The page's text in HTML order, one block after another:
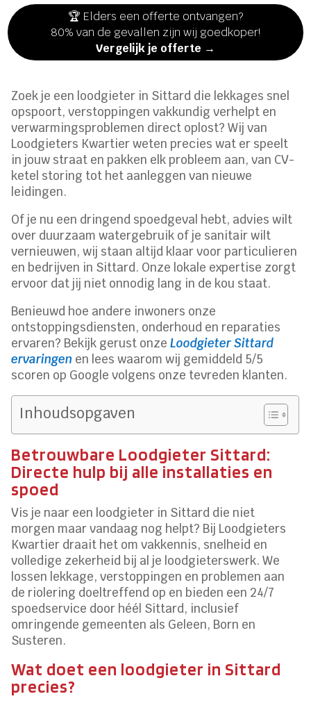
🏆 Elders een offerte ontvangen?
80% van de gevallen zijn wij goedkoper!
Vergelijk je offerte →
Zoek je een loodgieter in Sittard die lekkages snel
opspoort, verstoppingen vakkundig verhelpt en
verwarmingsproblemen direct oplost? Wij van
Loodgieters Kwartier weten precies wat er speelt
in jouw straat en pakken elk probleem aan, van CV-
ketel storing tot het aanleggen van nieuwe
leidingen.
Of je nu een dringend spoedgeval hebt, advies wilt
over duurzaam watergebruik of je sanitair wilt
vernieuwen, wij staan altijd klaar voor particulieren
en bedrijven in Sittard. Onze lokale expertise zorgt
ervoor dat jij niet onnodig lang in de kou staat.
Benieuwd hoe andere inwoners onze
ontstoppingsdiensten, onderhoud en reparaties
ervaren? Bekijk gerust onzeLoodgieter Sittard
ervaringen en lees waarom wij gemiddeld 5/5
scoren op Google volgens onze tevreden klanten.
Inhoudsopgaven
Betrouwbare Loodgieter Sittard:
Directe hulp bij alle installaties en
spoed
Vis je naar een loodgieter in Sittard die niet
morgen maar vandaag nog helpt? Bij Loodgieters
Kwartier draait het om vakkennis, snelheid en
volledige zekerheid bij al je loodgieterswerk. We
lossen lekkage, verstoppingen en problemen aan
de riolering doeltreffend op en bieden een 24/7
spoedservice door héél Sittard, inclusief
omringende gemeenten als Geleen, Born en
Susteren.
Wat doet een loodgieter in Sittard
precies?